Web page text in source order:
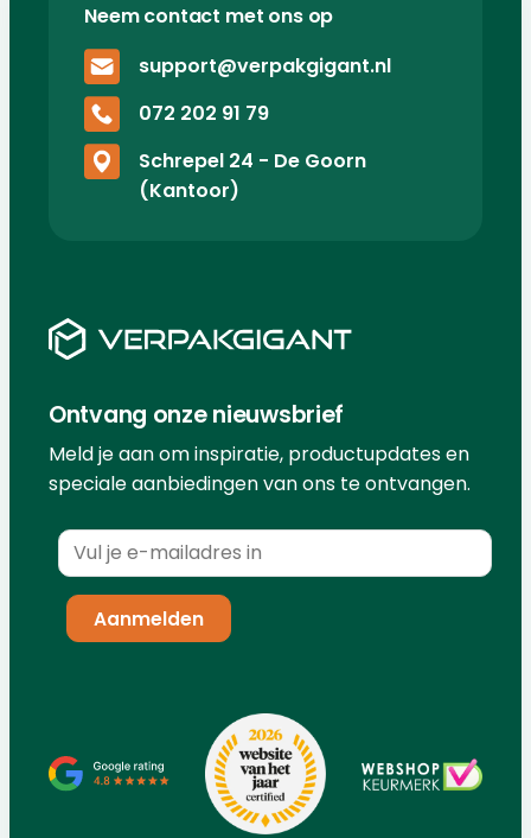
Neem contact met ons op
support@verpakgigant.nl
072 202 91 79
Schrepel 24 - De Goorn
(Kantoor)
Ontvang onze nieuwsbrief
Meld je aan om inspiratie, productupdates en
speciale aanbiedingen van ons te ontvangen.